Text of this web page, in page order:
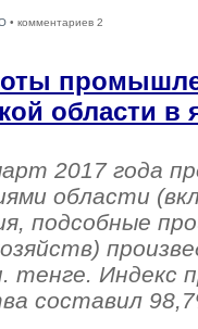
• комментариев 2
области в
2017 года
области
подсобные
тенге. Индекс
составил